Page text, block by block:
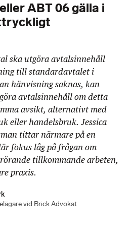
ABT 06 gälla i
ska utgöra avtalsinnehåll
till standardavtalet i
hänvisning saknas, kan
avtalsinnehåll om detta
avsikt, alternativt med
eller handelsbruk. Jessica
tittar närmare på en
fokus låg på frågan om
tillkommande arbeten,
praxis.
vid Brick Advokat